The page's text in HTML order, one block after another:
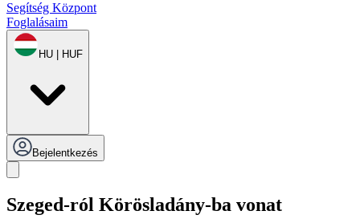
Segítség Központ
Foglalásaim
HU | HUF
Bejelentkezés
Szeged-ról Körösladány-ba vonat